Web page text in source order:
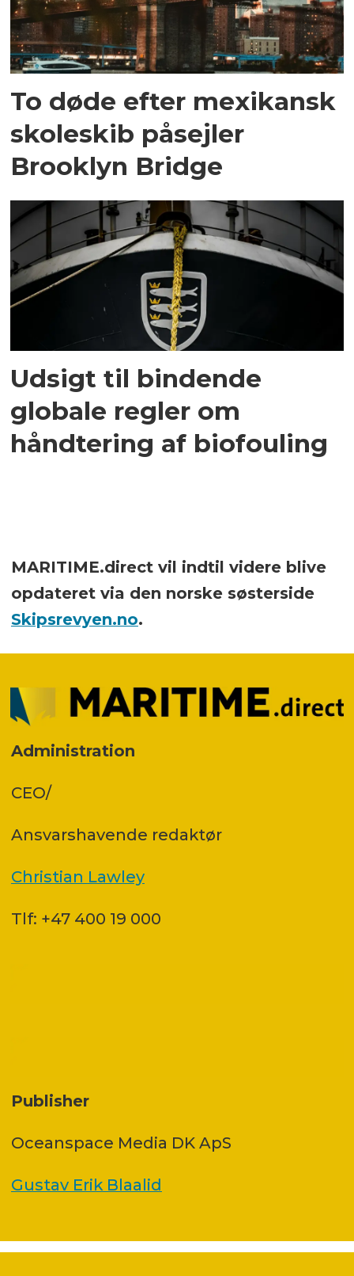
To døde efter mexikansk
skoleskib påsejler
Brooklyn Bridge
Udsigt til bindende
globale regler om
håndtering af biofouling
MARITIME.direct vil indtil videre blive
opdateret via den norske søsterside
Skipsrevyen.no.
Administration
CEO/
Ansvars­havende redaktør
Christian Lawley
Tlf: +47 400 19 000
Publisher
Oceanspace Media DK ApS
Gustav Erik Blaalid